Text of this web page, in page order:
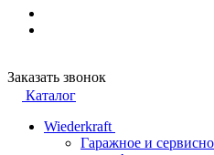
Заказать звонок
Каталог
Wiederkraft
Гаражное и